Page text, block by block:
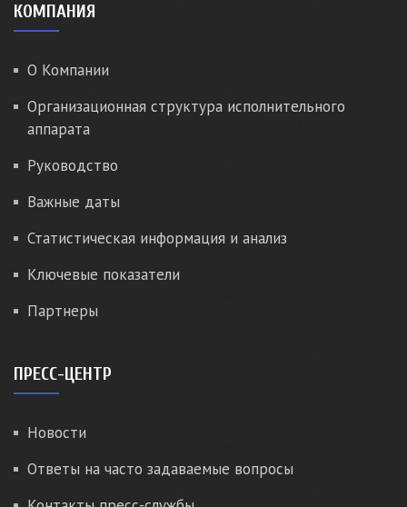
КОМПАНИЯ
О Компании
Организационная структура исполнительного
аппарата
Руководство
Важные даты
Статистическая информация и анализ
Ключевые показатели
Партнеры
ПРЕСС-ЦЕНТР
Новости
Ответы на часто задаваемые вопросы